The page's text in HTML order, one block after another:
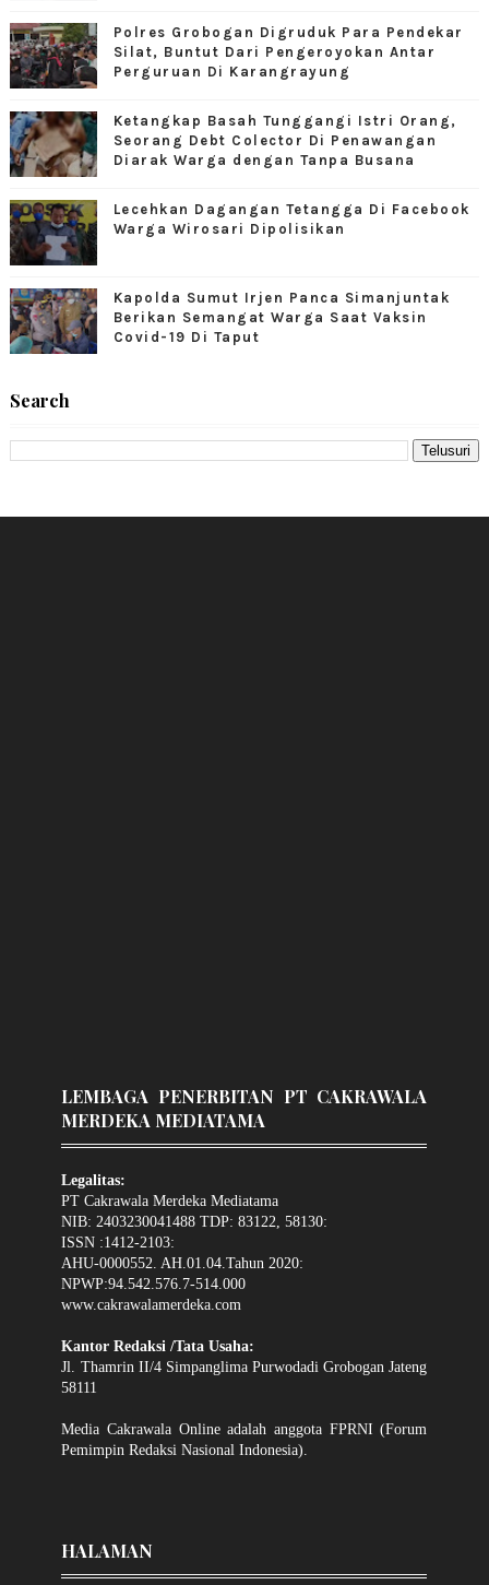
Polres Grobogan Digruduk Para Pendekar
Silat, Buntut Dari Pengeroyokan Antar
Perguruan Di Karangrayung
Ketangkap Basah Tunggangi Istri Orang,
Seorang Debt Colector Di Penawangan
Diarak Warga dengan Tanpa Busana
Lecehkan Dagangan Tetangga Di Facebook
Warga Wirosari Dipolisikan
Kapolda Sumut Irjen Panca Simanjuntak
Berikan Semangat Warga Saat Vaksin
Covid-19 Di Taput
Search
LEMBAGA PENERBITAN PT CAKRAWALA
MERDEKA MEDIATAMA
Legalitas:
PT Cakrawala Merdeka Mediatama
NIB: 2403230041488 TDP: 83122, 58130:
ISSN :1412-2103:
AHU-0000552. AH.01.04.Tahun 2020:
NPWP:94.542.576.7-514.000
www.cakrawalamerdeka.com
Kantor Redaksi /Tata Usaha:
Jl. Thamrin II/4 Simpanglima Purwodadi Grobogan Jateng
58111
Media Cakrawala Online adalah anggota FPRNI (Forum
Pemimpin Redaksi Nasional Indonesia).
HALAMAN